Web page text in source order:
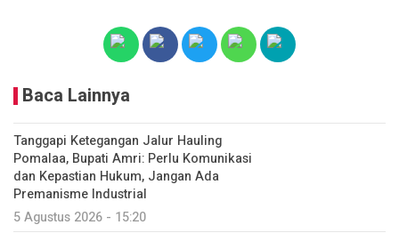
Baca Lainnya
Tanggapi Ketegangan Jalur Hauling
Pomalaa, Bupati Amri: Perlu Komunikasi
dan Kepastian Hukum, Jangan Ada
Premanisme Industrial
5 Agustus 2026 - 15:20